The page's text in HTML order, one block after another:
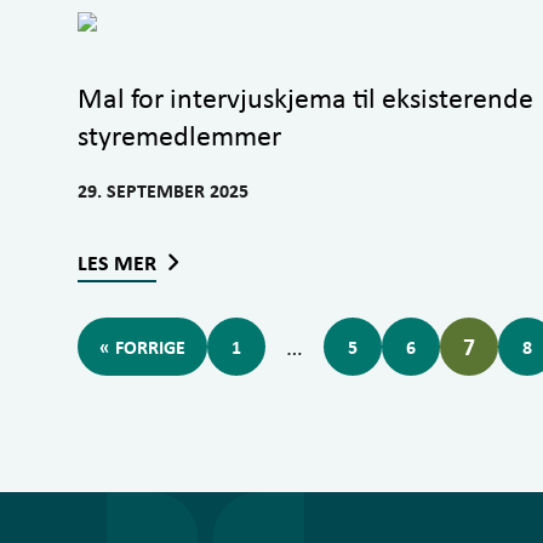
Mal for intervjuskjema til eksisterende
styremedlemmer
29. SEPTEMBER 2025
LES MER
« FORRIGE 1 … 5 6 7 8